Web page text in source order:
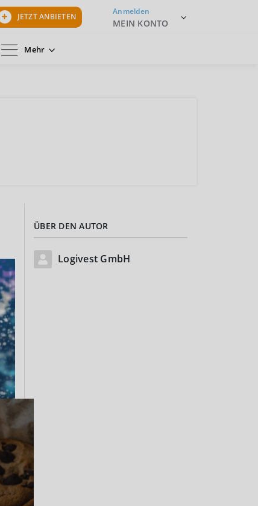
JETZT ANBIETEN
Anmelden
MEIN KONTO
Mehr
ÜBER DEN AUTOR
Logivest GmbH